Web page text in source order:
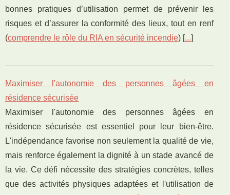
bonnes pratiques d’utilisation permet de prévenir les
risques et d’assurer la conformité des lieux, tout en renf
(comprendre le rôle du RIA en sécurité incendie) [...]
Maximiser l'autonomie des personnes âgées en
résidence sécurisée
Maximiser l'autonomie des personnes âgées en
résidence sécurisée est essentiel pour leur bien-être.
L'indépendance favorise non seulement la qualité de vie,
mais renforce également la dignité à un stade avancé de
la vie. Ce défi nécessite des stratégies concrètes, telles
que des activités physiques adaptées et l'utilisation de